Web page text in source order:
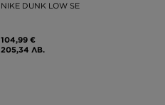
NIKE DUNK LOW SE
104,99 €
205,34 ЛВ.